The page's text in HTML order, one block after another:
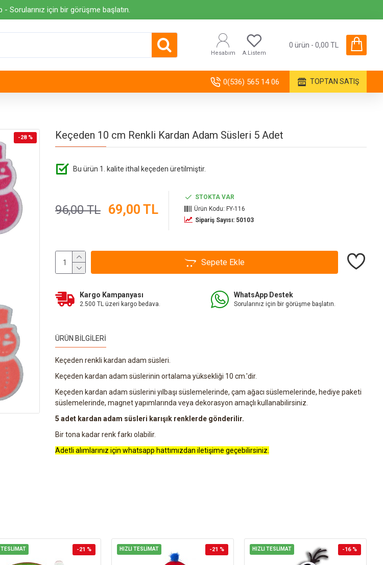
- Sorularınız için bir görüşme başlatın.
Hesabım A.Listem
0 ürün - 0,00 TL
0(536) 565 14 06 TOPTAN SATIŞ
-28 % Keçeden 10 cm Renkli Kardan Adam Süsleri 5 Adet
Bu ürün 1. kalite ithal keçeden üretilmiştir.
69,00 TL
96,00 TL
STOKTA VAR
Ürün Kodu: FY-116
Sipariş Sayısı: 50103
Sepete Ekle
Kargo Kampanyası
2.500 TL üzeri kargo bedava.
WhatsApp Destek
Sorularınız için bir görüşme başlatın.
ÜRÜN BILGILERI
Keçeden renkli kardan adam süsleri.
Keçeden kardan adam süslerinin ortalama yüksekliği 10 cm.'dir.
Keçeden kardan adam süslerini yılbaşı süslemelerinde, çam ağacı süslemelerinde, hediye paketi
süslemelerinde, magnet yapımlarında veya dekorasyon amaçlı kullanabilirsiniz.
5 adet kardan adam süsleri karışık renklerde gönderilir.
Bir tona kadar renk farkı olabilir.
Adetli alımlarınız için whatsapp hattımızdan iletişime geçebilirsiniz.
TESLİMAT -21 % HIZLI TESLİMAT -21 % HIZLI TESLİMAT -16 %